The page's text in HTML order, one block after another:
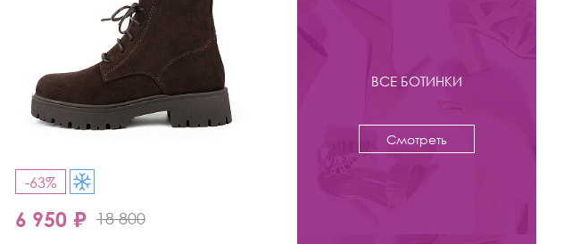
-63%
6 950 ₽ 18 800
ВСЕ БОТИНКИ
Смотреть